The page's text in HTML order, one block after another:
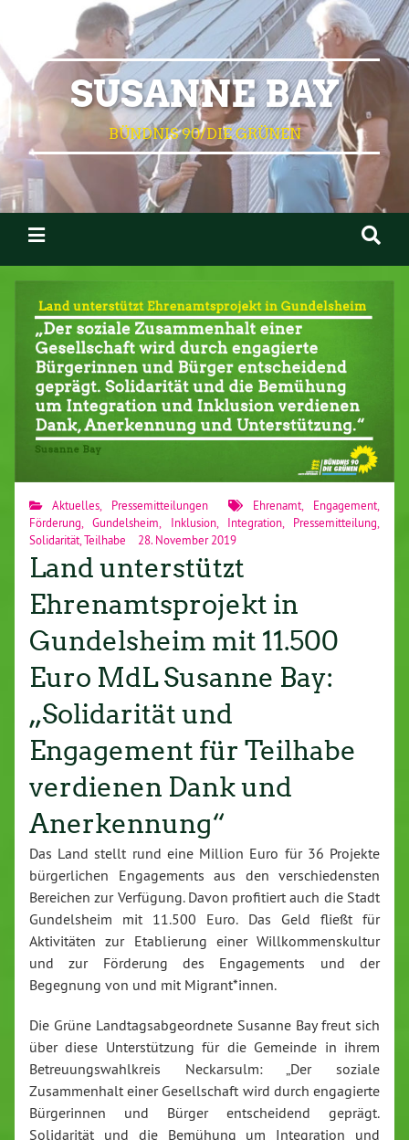
SUSANNE BAY
BÜNDNIS 90/DIE GRÜNEN
Aktuelles, Pressemitteilungen Ehrenamt, Engagement,
Förderung,Gundelsheim, Inklusion, Integration, Pressemitteilung,
Solidarität,Teilhabe 28. November 2019
Land unterstützt
Ehrenamtsprojekt in
Gundelsheim mit 11.500
Euro MdL Susanne Bay:
„Solidarität und
Engagement für Teilhabe
verdienen Dank und
Anerkennung“
Das Land stellt rund eine Million Euro für 36 Projekte
bürgerlichen Engagements aus den verschiedensten
Bereichen zur Verfügung. Davon profitiert auch die Stadt
Gundelsheim mit 11.500 Euro. Das Geld fließt für
Aktivitäten zur Etablierung einer Willkommenskultur
und zur Förderung des Engagements und der
Begegnung von und mit Migrant*innen.
Die Grüne Landtagsabgeordnete Susanne Bay freut sich
über diese Unterstützung für die Gemeinde in ihrem
Betreuungswahlkreis Neckarsulm: „Der soziale
Zusammenhalt einer Gesellschaft wird durch engagierte
Bürgerinnen und Bürger entscheidend geprägt.
Solidarität und die Bemühung um Integration und